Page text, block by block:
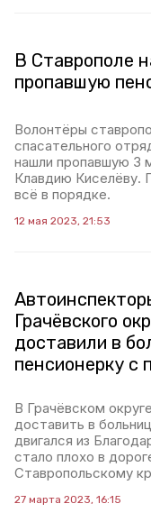
В Ставрополе
пропавшую
Волонтёры
спасательного
нашли пропавшую 3
Клавдию Киселёву.
всё в порядке.
12 мая 2023, 21:53
Грачёвского
доставили в
пенсионерку с
В Грачёвском
доставить в
двигался из
стало плохо в
Ставропольскому
27 марта 2023, 16:15